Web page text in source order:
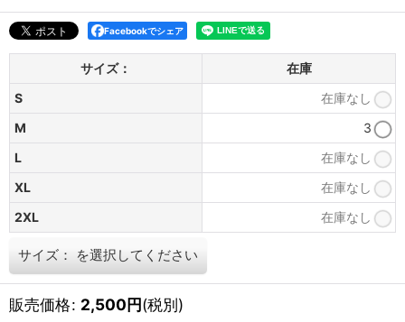
Facebookでシェア
サイズ：
在庫
S
在庫なし
M
3
L
在庫なし
XL
在庫なし
2XL
在庫なし
サイズ： を選択してください
販売価格: 2,500円(税別)